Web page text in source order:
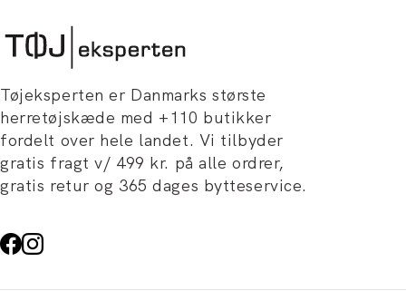
Tøjeksperten er Danmarks største
herretøjskæde med +110 butikker
fordelt over hele landet. Vi tilbyder
gratis fragt v/ 499 kr. på alle ordrer,
gratis retur og 365 dages bytteservice.